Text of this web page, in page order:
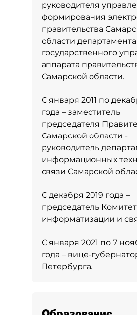
руководителя
формирования
правительства
области департамента
государственного
аппарата
Самарской области.
С января 2011 по
года – заместитель
председателя
Самарской области -
руководитель
информационных
связи Самарской
С декабря 2019 года –
председатель
информатизации и
С января 2021 по 7
года – вице-
Петербурга.